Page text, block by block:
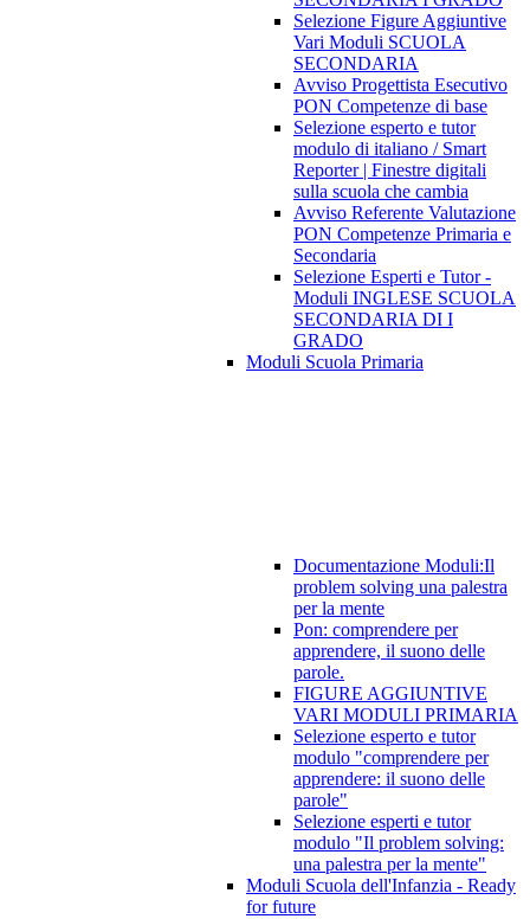
Selezione Figure Aggiuntive
Vari Moduli SCUOLA
SECONDARIA
Avviso Progettista Esecutivo
PON Competenze di base
Selezione esperto e tutor
modulo di italiano / Smart
Reporter | Finestre digitali
sulla scuola che cambia
Avviso Referente Valutazione
PON Competenze Primaria e
Secondaria
Selezione Esperti e Tutor -
Moduli INGLESE SCUOLA
SECONDARIA DI I
GRADO
Moduli Scuola Primaria
Documentazione Moduli:Il
problem solving una palestra
per la mente
Pon: comprendere per
apprendere, il suono delle
parole.
FIGURE AGGIUNTIVE
VARI MODULI PRIMARIA
Selezione esperto e tutor
modulo "comprendere per
apprendere: il suono delle
parole"
Selezione esperti e tutor
modulo "Il problem solving:
una palestra per la mente"
Moduli Scuola dell'Infanzia - Ready
for future